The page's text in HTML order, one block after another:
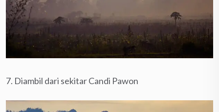
7. Diambil dari sekitar Candi Pawon